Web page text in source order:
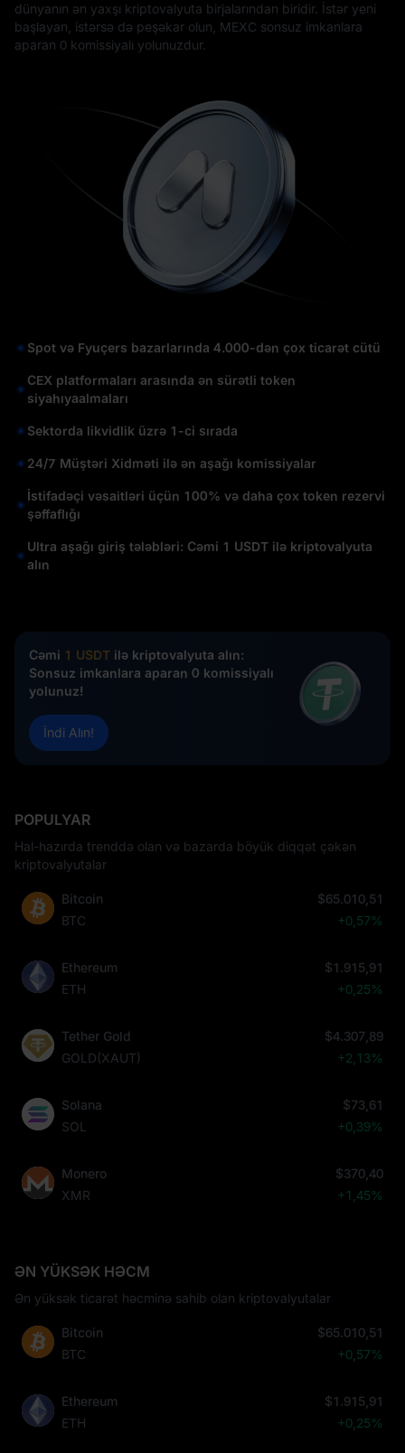
dünyanın ən yaxşı kriptovalyuta birjalarından biridir. İstər yeni
başlayan, istərsə də peşəkar olun, MEXC sonsuz imkanlara
aparan 0 komissiyalı yolunuzdur.
Spot və Fyuçers bazarlarında 4.000-dən çox ticarət cütü
CEX platformaları arasında ən sürətli token
siyahıyaalmaları
Sektorda likvidlik üzrə 1-ci sırada
24/7 Müştəri Xidməti ilə ən aşağı komissiyalar
İstifadəçi vəsaitləri üçün 100% və daha çox token rezervi
şəffaflığı
Ultra aşağı giriş tələbləri: Cəmi 1 USDT ilə kriptovalyuta
alın
Cəmi 1 USDT ilə kriptovalyuta alın:
Sonsuz imkanlara aparan 0 komissiyalı
yolunuz!
İndi Alın!
POPULYAR
Hal-hazırda trenddə olan və bazarda böyük diqqət çəkən
kriptovalyutalar
Bitcoin
BTC
$65.010,51
+0,57%
Ethereum
ETH
$1.915,91
+0,25%
Tether Gold
GOLD(XAUT)
$4.307,89
+2,13%
Solana
SOL
$73,61
+0,39%
Monero
XMR
$370,40
+1,45%
ƏN YÜKSƏK HƏCM
Ən yüksək ticarət həcminə sahib olan kriptovalyutalar
Bitcoin
BTC
$65.010,51
+0,57%
Ethereum
ETH
$1.915,91
+0,25%